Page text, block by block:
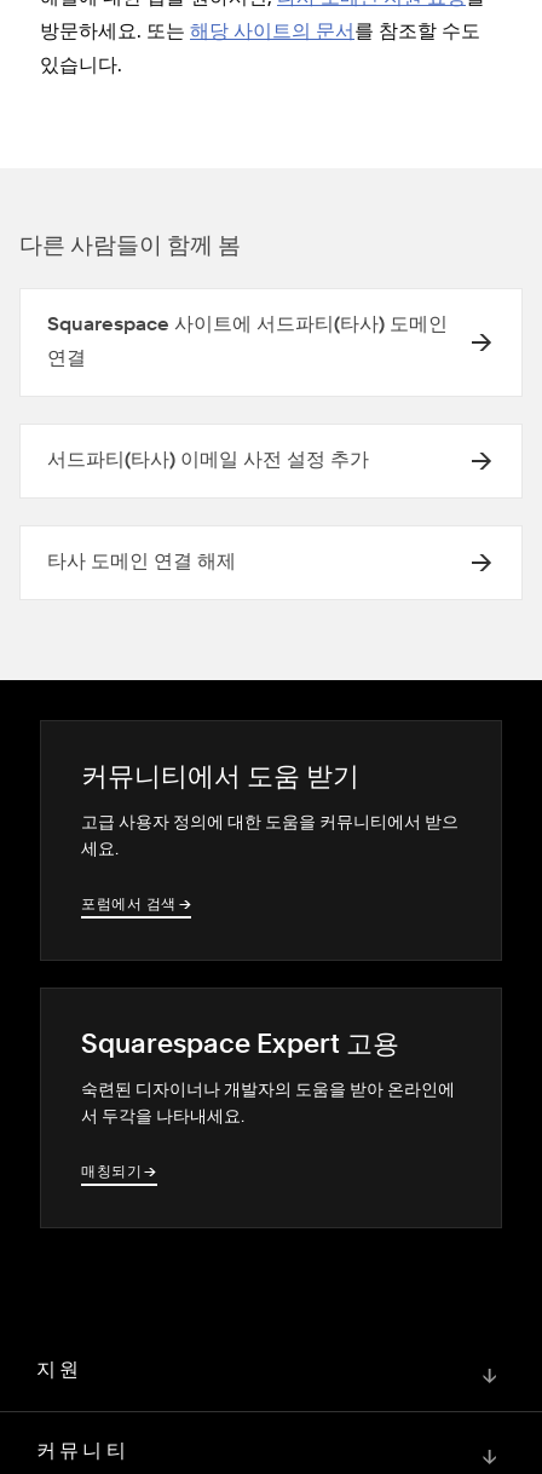
방문하세요. 또는 해당 사이트의 문서를 참조할 수도
있습니다.
다른 사람들이 함께 봄
Squarespace 사이트에 서드파티(타사) 도메인
연결
서드파티(타사) 이메일 사전 설정 추가
타사 도메인 연결 해제
커뮤니티에서 도움 받기
고급 사용자 정의에 대한 도움을 커뮤니티에서 받으
세요.
포럼에서 검색 →
→
Squarespace Expert 고용
숙련된 디자이너나 개발자의 도움을 받아 온라인에
서 두각을 나타내세요.
매칭되기 →
→
지원 ↓
커뮤니티 ↓